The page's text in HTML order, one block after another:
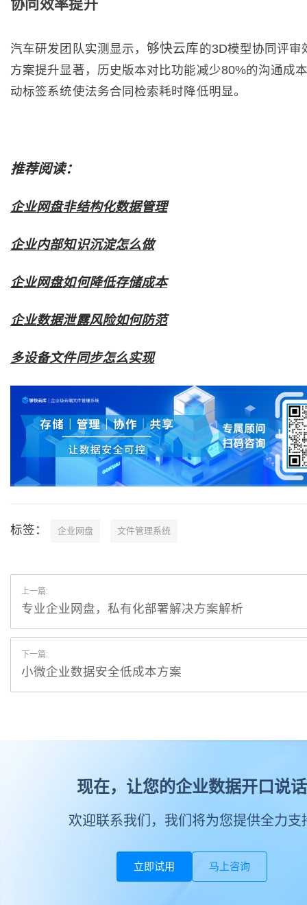
协同效率提升
汽车研发团队实测显示，够快云库的3D模型协同评审
方案提升显著，历史版本对比功能减少80%的沟通成
动标签系统使法务合同检索耗时降低明显。
推荐阅读：
企业网盘非结构化数据管理
企业内部知识沉淀怎么做
企业网盘如何降低存储成本
企业数据泄露风险如何防范
多设备文件同步怎么实现
标签： 企业网盘 文件管理系统
上一篇:
专业企业网盘，私有化部署解决方案解析
下一篇:
小微企业数据安全低成本方案
现在，让您的企业数据开口说话
欢迎联系我们，我们将为您提供全力支
立即试用 马上咨询